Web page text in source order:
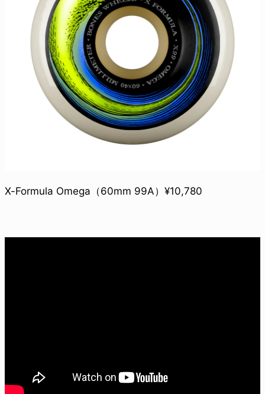
X-Formula Omega（60mm 99A）¥10,780